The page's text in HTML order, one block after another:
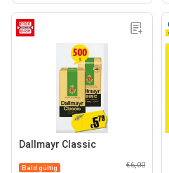
Dallmayr Classic
Bald gültig €6,00